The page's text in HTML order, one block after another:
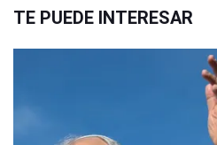
TE PUEDE INTERESAR